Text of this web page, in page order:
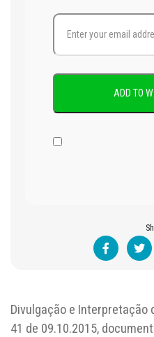
Divulgação e Interpretação
41 de 09.10.2015,